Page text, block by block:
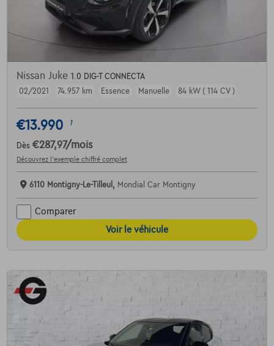
Nissan Juke 1.0 DIG-T CONNECTA
02/2021
74.957 km Essence Manuelle 84 kW ( 114 CV )
€13.990 1
Dès €287,97/mois
Découvrez l’exemple chiffré complet
6110 Montigny-Le-Tilleul, Mondial Car Montigny
Comparer
Voir le véhicule